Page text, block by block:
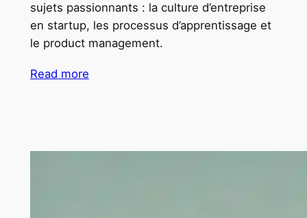
sujets passionnants : la culture d’entreprise
en startup, les processus d’apprentissage et
le product management.
Read more